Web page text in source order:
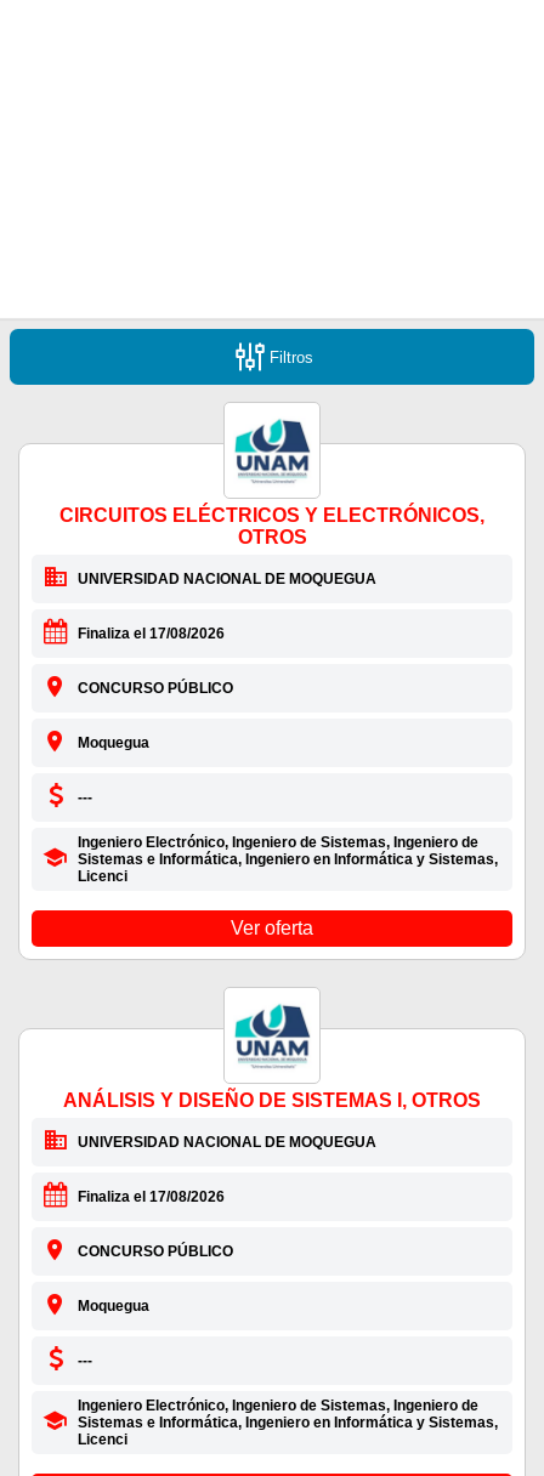
Filtros
CIRCUITOS ELÉCTRICOS Y ELECTRÓNICOS,
OTROS
UNIVERSIDAD NACIONAL DE MOQUEGUA
Finaliza el 17/08/2026
CONCURSO PÚBLICO
Moquegua
---
Ingeniero Electrónico, Ingeniero de Sistemas, Ingeniero de
Sistemas e Informática, Ingeniero en Informática y Sistemas,
Licenci
Ver oferta
ANÁLISIS Y DISEÑO DE SISTEMAS I, OTROS
UNIVERSIDAD NACIONAL DE MOQUEGUA
Finaliza el 17/08/2026
CONCURSO PÚBLICO
Moquegua
---
Ingeniero Electrónico, Ingeniero de Sistemas, Ingeniero de
Sistemas e Informática, Ingeniero en Informática y Sistemas,
Licenci